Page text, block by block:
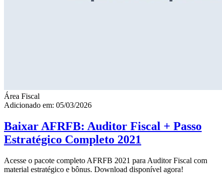
Área Fiscal
Adicionado em: 05/03/2026
Baixar AFRFB: Auditor Fiscal + Passo
Estratégico Completo 2021
Acesse o pacote completo AFRFB 2021 para Auditor Fiscal com
material estratégico e bônus. Download disponível agora!